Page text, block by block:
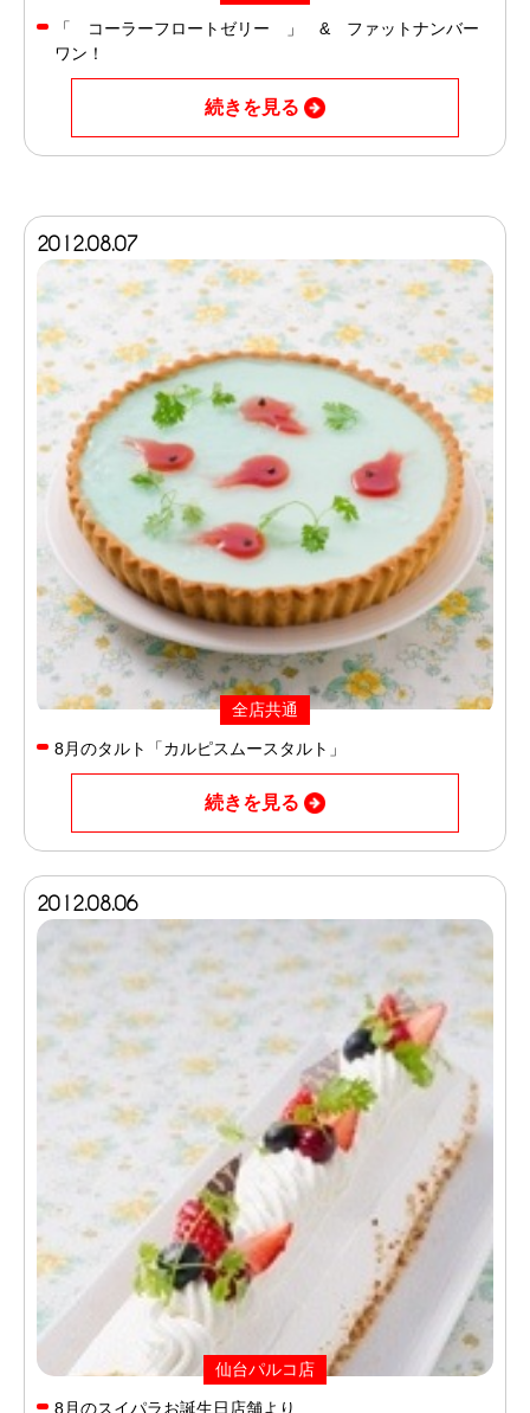
「 コーラーフロートゼリー 」 & ファットナンバー
ワン！
続きを見る
2012.08.07
全店共通
8月のタルト「カルピスムースタルト」
続きを見る
2012.08.06
仙台パルコ店
8月のスイパラお誕生日店舗より